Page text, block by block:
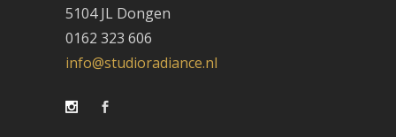
5104 JL Dongen
0162 323 606
info@studioradiance.nl